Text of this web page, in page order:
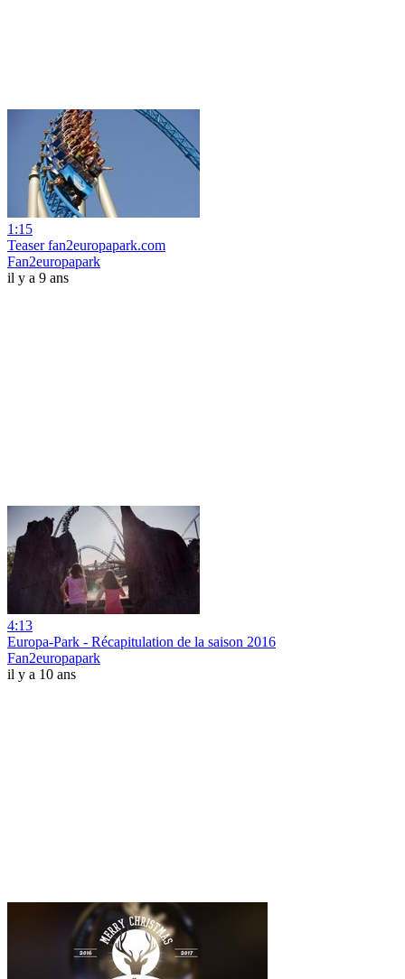
1:15
Teaser fan2europapark.com
Fan2europapark
il y a 9 ans
4:13
Europa-Park - Récapitulation de la saison 2016
Fan2europapark
il y a 10 ans